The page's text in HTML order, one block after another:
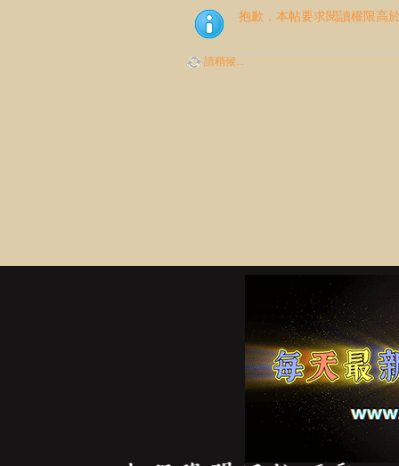
抱歉，本帖要求閱讀權限高
請稍候...